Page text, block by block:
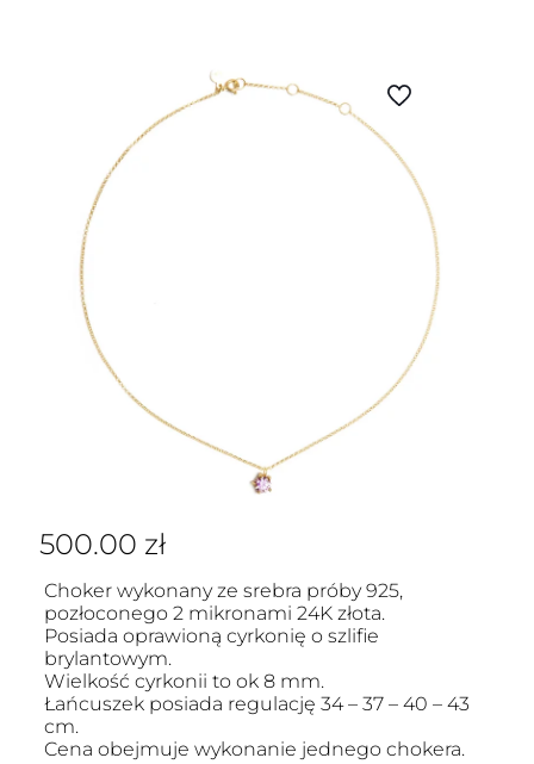
500.00 zł
Choker wykonany ze srebra próby 925,
pozłoconego 2 mikronami 24K złota.
Posiada oprawioną cyrkonię o szlifie
brylantowym.
Wielkość cyrkonii to ok 8 mm.
Łańcuszek posiada regulację 34 – 37 – 40 – 43
cm.
Cena obejmuje wykonanie jednego chokera.